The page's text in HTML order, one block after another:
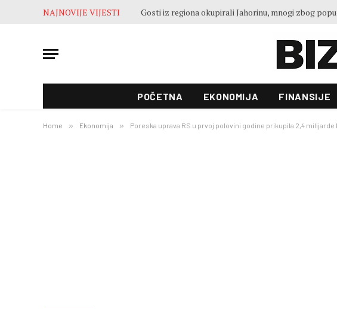
NAJNOVIJE VIJESTI
POČETNA EKONOMIJA FINANSIJE
Home » Ekonomija » Poreska uprava RS u prvoj polovini godine prikupila 2,4 milijarde